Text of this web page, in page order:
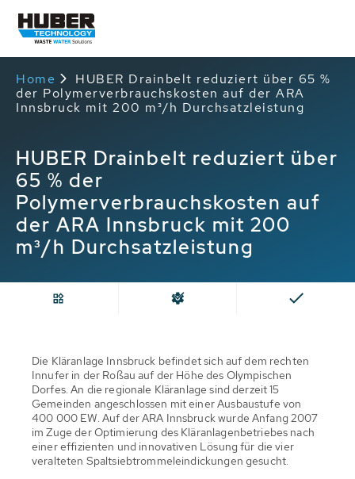
Home
HUBER Drainbelt reduziert über 65 %
der Polymerverbrauchskosten auf der ARA
Innsbruck mit 200 m³/h Durchsatzleistung
HUBER Drainbelt reduziert über
65 % der
Polymerverbrauchskosten auf
der ARA Innsbruck mit 200
m³/h Durchsatzleistung
Die Kläranlage Innsbruck befindet sich auf dem rechten
Innufer in der Roßau auf der Höhe des Olympischen
Dorfes. An die regionale Kläranlage sind derzeit 15
Gemeinden angeschlossen mit einer Ausbaustufe von
400 000 EW. Auf der ARA Innsbruck wurde Anfang 2007
im Zuge der Optimierung des Kläranlagenbetriebes nach
einer effizienten und innovativen Lösung für die vier
veralteten Spaltsiebtrommeleindickungen gesucht.